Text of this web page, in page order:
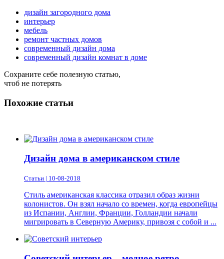
дизайн загородного дома
интерьер
мебель
ремонт частных домов
современный дизайн дома
современный дизайн комнат в доме
Сохраните себе полезную статью,
чтоб не потерять
Похожие статьи
Дизайн дома в американском стиле
Статьи | 10-08-2018
Стиль американская классика отразил образ жизни
колонистов. Он взял начало со времен, когда европейцы
из Испании, Англии, Франции, Голландии начали
мигрировать в Северную Америку, привозя с собой и ...